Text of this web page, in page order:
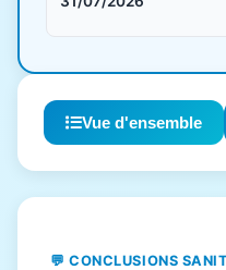
Vue d'ensemble
💬 CONCLUSIONS